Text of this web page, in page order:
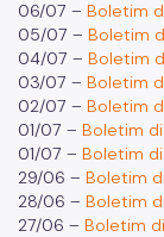
06/07 – Boletim
05/07 – Boletim
04/07 – Boletim
03/07 – Boletim
02/07 – Boletim
01/07 – Boletim
01/07 – Boletim
29/06 – Boletim
28/06 – Boletim
27/06 – Boletim